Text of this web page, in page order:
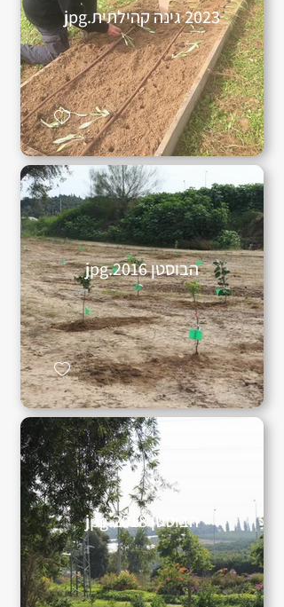
2023 גינה קהילתית.jpg
הבוסטן 2016.jpg
הבוסטן 2018.jpg